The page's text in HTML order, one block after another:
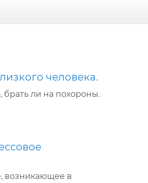
человека.
брать ли на похороны.
возникающее в